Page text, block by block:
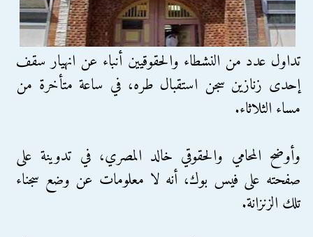
تداول عدد من النشطاء والحقوقيين أنباء عن انهيار سقف
إحدى زنازين سجن استقبال طره، في ساعة متأخرة من
مساء الثلاثاء.
وأوضح المحامي والحقوقي خالد المصري، في تدوينة على
صفحته على فيس بوك، أنه لا معلومات عن وضع سجناء
تلك الزنزانة.